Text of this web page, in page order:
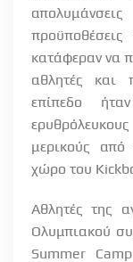
κατάφεραν να
αθλητές και
επίπεδο
μερικούς
χώρο του
Αθλητές της
Ολυμπιακού
Summer